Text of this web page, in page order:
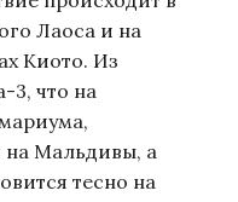
Лаоса и на
Киото. Из
3, что на
на Мальдивы, а
тесно на